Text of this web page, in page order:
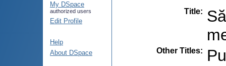
My DSpace
authorized users
Edit Profile
Help
About DSpace
Title:
Other Titles: